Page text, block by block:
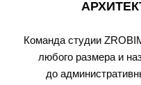
Команда студии
любого размера и
до